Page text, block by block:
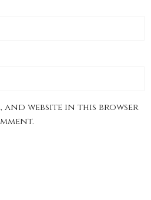
and website in this browser